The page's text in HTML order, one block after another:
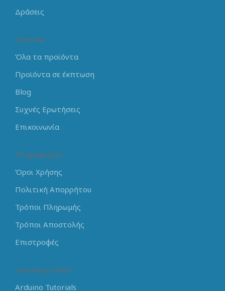
Δράσεις
Sitemap
Όλα τα προϊόντα
Προϊόντα σε έκπτωση
Blog
Συχνές Ερωτήσεις
Επικοινωνία
Πληροφορίες
Όροι Χρήσης
Πολιτική Απορρήτου
Τρόποι Πληρωμής
Τρόποι Αποστολής
Επιστροφές
Learning Center
Arduino Tutorials